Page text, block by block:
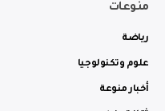
منوعات
رياضة
علوم وتكنولوجيا
أخبار منوعة